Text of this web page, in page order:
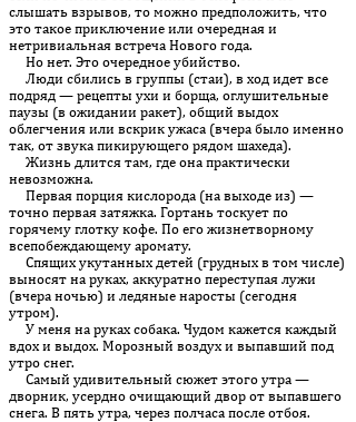
слышать взры­вов, то можно предположить, что
это такое приключение или очередная и
нетривиальная встреча Нового года.
Но нет. Это очередное убийство.
Люди сбились в группы (стаи), в ход идет все
подряд — рецепты ухи и борща, оглушительные
паузы (в ожидании ракет), общий выдох
облегчения или вскрик ужаса (вчера было именно
так, от звука пикирующего рядом шахеда).
Жизнь длится там, где она практически
невозможна.
Первая порция кислорода (на выходе из) —
точно первая затяжка. Гортань тоскует по
горячему глотку кофе. По его жизнетворному
всепобеждающему аромату.
Спящих укутанных детей (грудных в том числе)
выносят на руках, аккуратно переступая лужи
(вчера ночью) и ледяные наросты (сегодня
утром).
У меня на руках собака. Чудом кажется каждый
вдох и выдох. Мо­розный воздух и выпавший под
утро снег.
Самый удивительный сюжет этого утра —
дворник, усердно очищающий двор от выпавшего
снега. В пять утра, через полчаса после отбоя.